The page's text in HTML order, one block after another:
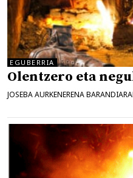
EGUBERRIA
Olentzero eta
JOSEBA AURKENERENA